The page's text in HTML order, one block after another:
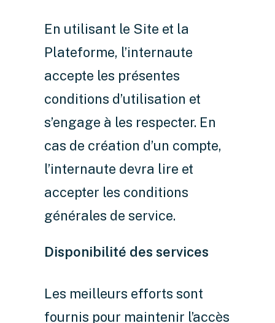
En utilisant le Site et la
Plateforme, l’internaute
accepte les présentes
conditions d’utilisation et
s’engage à les respecter. En
cas de création d’un compte,
l’internaute devra lire et
accepter les conditions
générales de service.
Disponibilité des services
Les meilleurs efforts sont
fournis pour maintenir l’accès